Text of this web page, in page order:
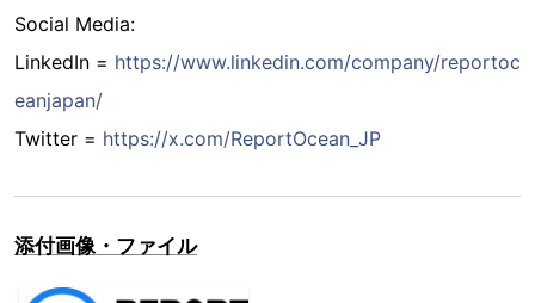
Social Media:
LinkedIn = https://www.linkedin.com/company/reportoc
eanjapan/
Twitter = https://x.com/ReportOcean_JP
添付画像・ファイル